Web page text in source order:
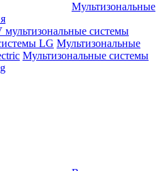
Мультизональные
системы
LG Мультизональные
Мультизональные системы